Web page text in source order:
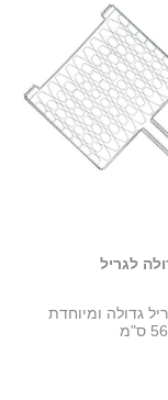
לגריל
גדולה ומיוחדת